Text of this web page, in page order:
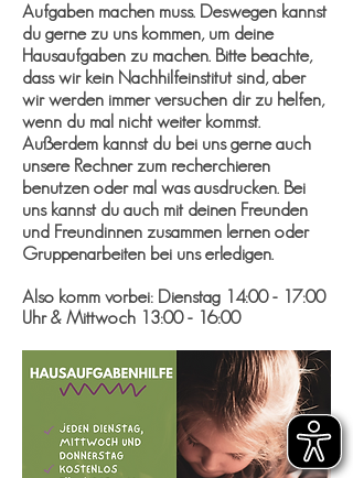
Aufgaben machen muss. Deswegen kannst
du gerne zu uns kommen, um deine
Hausaufgaben zu machen. Bitte beachte,
dass wir kein Nachhilfeinstitut sind, aber
wir werden immer versuchen dir zu helfen,
wenn du mal nicht weiter kommst.
Außerdem kannst du bei uns gerne auch
unsere Rechner zum recherchieren
benutzen oder mal was ausdrucken. Bei
uns kannst du auch mit deinen Freunden
und Freundinnen zusammen lernen oder
Gruppenarbeiten bei uns erledigen.
Also komm vorbei: Dienstag 14:00 - 17:00
Uhr & Mittwoch 13:00 - 16:00